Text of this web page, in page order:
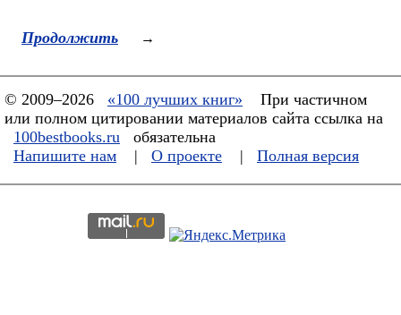
Продолжить →
© 2009–2026 «100 лучших книг»
При частичном
или полном цитировании материалов сайта ссылка на
100bestbooks.ru
обязательна
Напишите нам
| О проекте | Полная версия